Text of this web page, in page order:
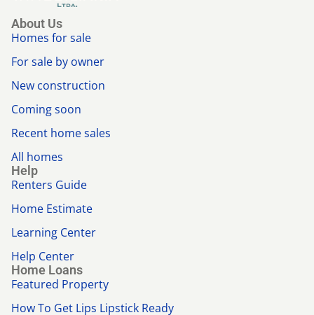
About Us
Homes for sale
For sale by owner
New construction
Coming soon
Recent home sales
All homes
Help
Renters Guide
Home Estimate
Learning Center
Help Center
Home Loans
Featured Property
How To Get Lips Lipstick Ready